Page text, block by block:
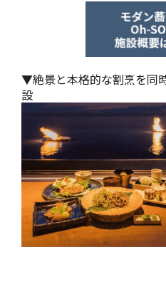
▼絶景と本格的な割烹を同
設